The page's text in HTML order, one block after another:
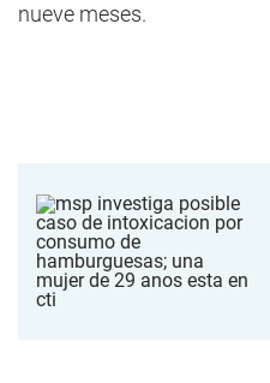
nueve meses.